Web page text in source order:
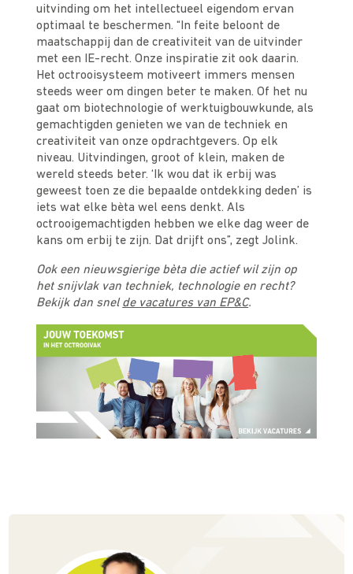
uitvinding om het intellectueel eigendom ervan
optimaal te beschermen. “In feite beloont de
maatschappij dan de creativiteit van de uitvinder
met een IE-recht. Onze inspiratie zit ook daarin.
Het octrooisysteem motiveert immers mensen
steeds weer om dingen beter te maken. Of het nu
gaat om biotechnologie of werktuigbouwkunde, als
gemachtigden genieten we van de techniek en
creativiteit van onze opdrachtgevers. Op elk
niveau. Uitvindingen, groot of klein, maken de
wereld steeds beter. ‘Ik wou dat ik erbij was
geweest toen ze die bepaalde ontdekking deden’ is
iets wat elke bèta wel eens denkt. Als
octrooigemachtigden hebben we elke dag weer de
kans om erbij te zijn. Dat drijft ons”, zegt Jolink.
Ook een nieuwsgierige bèta die actief wil zijn op
het snijvlak van techniek, technologie en recht?
Bekijk dan snel de vacatures van EP&C.